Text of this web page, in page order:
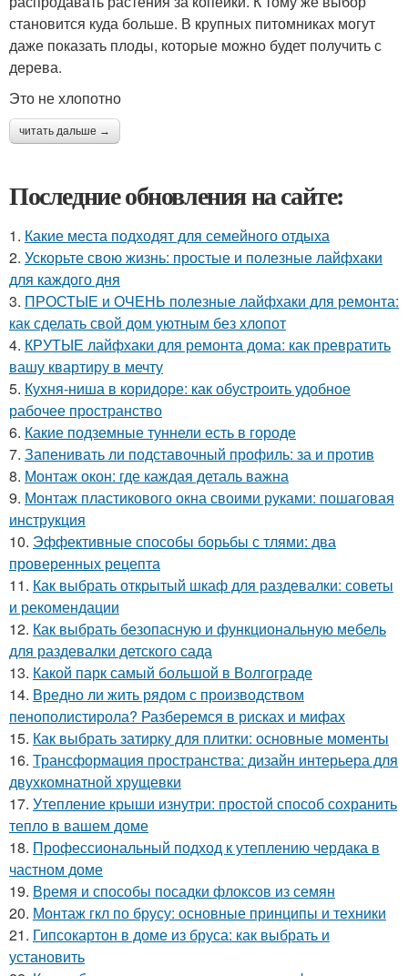
становится куда больше. В крупных питомниках могут
даже показать плоды, которые можно будет получить с
дерева.
Это не хлопотно
читать дальше →
Последние обновления на сайте:
1. Какие места подходят для семейного отдыха
2. Ускорьте свою жизнь: простые и полезные лайфхаки
для каждого дня
3. ПРОСТЫЕ и ОЧЕНЬ полезные лайфхаки для ремонта:
как сделать свой дом уютным без хлопот
4. КРУТЫЕ лайфхаки для ремонта дома: как превратить
вашу квартиру в мечту
5. Кухня-ниша в коридоре: как обустроить удобное
рабочее пространство
6. Какие подземные туннели есть в городе
7. Запенивать ли подставочный профиль: за и против
8. Монтаж окон: где каждая деталь важна
9. Монтаж пластикового окна своими руками: пошаговая
инструкция
10. Эффективные способы борьбы с тлями: два
проверенных рецепта
11. Как выбрать открытый шкаф для раздевалки: советы
и рекомендации
12. Как выбрать безопасную и функциональную мебель
для раздевалки детского сада
13. Какой парк самый большой в Волгограде
14. Вредно ли жить рядом с производством
пенополистирола? Разберемся в рисках и мифах
15. Как выбрать затирку для плитки: основные моменты
16. Трансформация пространства: дизайн интерьера для
двухкомнатной хрущевки
17. Утепление крыши изнутри: простой способ сохранить
тепло в вашем доме
18. Профессиональный подход к утеплению чердака в
частном доме
19. Время и способы посадки флоксов из семян
20. Монтаж гкл по брусу: основные принципы и техники
21. Гипсокартон в доме из бруса: как выбрать и
установить